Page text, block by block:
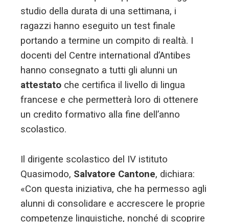
studio della durata di una settimana, i
ragazzi hanno eseguito un test finale
portando a termine un compito di realtà. I
docenti del Centre international d’Antibes
hanno consegnato a tutti gli alunni un
attestato che certifica il livello di lingua
francese e che permetterà loro di ottenere
un credito formativo alla fine dell’anno
scolastico.
Il dirigente scolastico del IV istituto
Quasimodo, Salvatore Cantone, dichiara:
«Con questa iniziativa, che ha permesso agli
alunni di consolidare e accrescere le proprie
competenze linguistiche, nonché di scoprire